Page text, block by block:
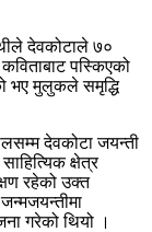
देवकोटाले ७०
पस्किएको
भए मुलुकले समृद्धि
देवकोटा जयन्ती
क्षेत्र
रहेको उक्त
गरेको थियो ।